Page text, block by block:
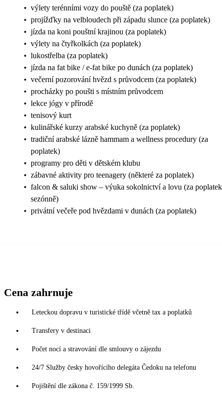
• výlety terénními vozy do pouště (za poplatek)
• projížďky na velbloudech při západu slunce (za poplatek)
• jízda na koni pouštní krajinou (za poplatek)
• výlety na čtyřkolkách (za poplatek)
• lukostřelba (za poplatek)
• jízda na fat bike / e‑fat bike po dunách (za poplatek)
• večerní pozorování hvězd s průvodcem (za poplatek)
• procházky po poušti s místním průvodcem
• lekce jógy v přírodě
• tenisový kurt
• kulinářské kurzy arabské kuchyně (za poplatek)
• tradiční arabské lázně hammam a wellness procedury (za
poplatek)
• programy pro děti v dětském klubu
• zábavné aktivity pro teenagery (některé za poplatek)
• falcon & saluki show – výuka sokolnictví a lovu (za
sezónně)
• privátní večeře pod hvězdami v dunách (za poplatek)
Cena zahrnuje
Leteckou dopravu v turistické třídě včetně tax a poplatků
Transfery v destinaci
Počet nocí a stravování dle smlouvy o zájezdu
24/7 Služby česky hovořícího delegáta Čedoku na telefonu
Pojištění dle zákona č. 159/1999 Sb.